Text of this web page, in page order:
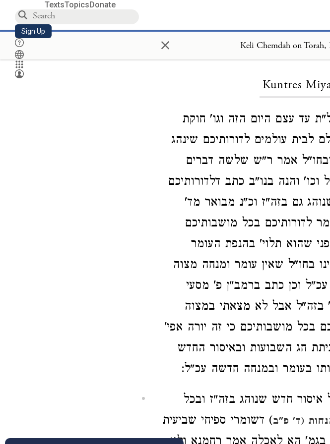
TextsTopicsDonate
Sign Up × Keli Chemdah on
Kuntres
עד עצם היום הזה וגו' חוקת
לבית עולמים לדורותיכם שינהג
אמר ר"ש שלשה דברים
וכו' והנה בנו"ב כתב דלדורותיכם
גם בזה"ז וכ"נ מבואר מד'
לדורותיכם בכל מושבותיכם
שהוא תלוי' בהנפת העומר
בחו"ל שאין עומר ומנחה מצוה
וכן כתב ברמב"ן פ' מסעי
בזה"ל אבל לא מצאתי במצוה
בכל מושבותיכם כי זה יורה אפי'
חג השבועות ובאיסור החדש
בעומר ובמנחה חדשה עכ"ל:
חדש שנוהג בזה"ז ובכל
(ד' פ"ב) דשומרי ספיחי שביעית